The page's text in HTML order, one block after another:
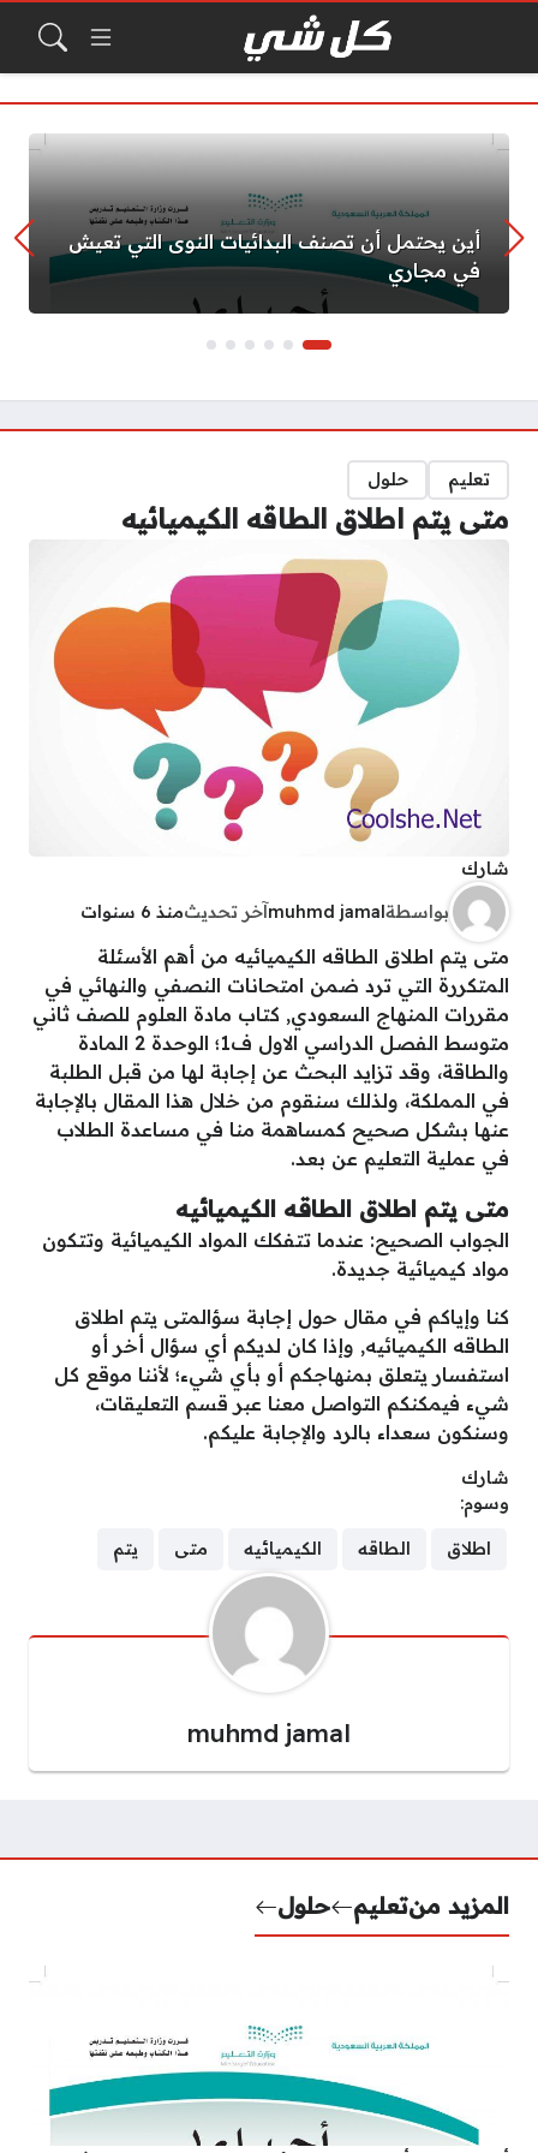
أين يحتمل أن تصنف البدائيات النوى التي تعيش
في مجاري
تعليم حلول
متى يتم اطلاق الطاقه الكيميائيه
شارك
بواسطةmuhmd jamalآخر تحديثمنذ 6 سنوات
متى يتم اطلاق الطاقه الكيميائيه من أهم الأسئلة
المتكررة التي ترد ضمن امتحانات النصفي والنهائي في
مقررات المنهاج السعودي, كتاب مادة العلوم للصف ثاني
متوسط الفصل الدراسي الاول ف1؛ الوحدة 2 المادة
والطاقة، وقد تزايد البحث عن إجابة لها من قبل الطلبة
في المملكة، ولذلك سنقوم من خلال هذا المقال بالإجابة
عنها بشكل صحيح كمساهمة منا في مساعدة الطلاب
في عملية التعليم عن بعد.
متى يتم اطلاق الطاقه الكيميائيه
الجواب الصحيح: عندما تتفكك المواد الكيميائية وتتكون
مواد كيميائية جديدة.
كنا وإياكم في مقال حول إجابة سؤالمتى يتم اطلاق
الطاقه الكيميائيه, وإذا كان لديكم أي سؤال أخر أو
استفسار يتعلق بمنهاجكم أو بأي شيء؛ لأننا موقع كل
شيء فيمكنكم التواصل معنا عبر قسم التعليقات،
وسنكون سعداء بالرد والإجابة عليكم.
شارك
وسوم:
اطلاق الطاقه الكيميائيه متى يتم
muhmd jamal
المزيد منتعليم حلول